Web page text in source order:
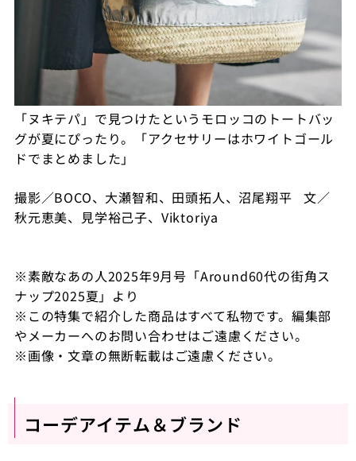
「ヌキテパ」で見つけたというモロッコのトートバッ
グが夏にぴったり。「アクセサリーはホワイトゴール
ドでまとめました」
撮影／BOCO、大瀬智和、田頭拓人、沼尾翔平 文／
秋元恵美、見学裕己子、Viktoriya
※素敵なあの人2025年9月号「Around60代の街角ス
ナップ2025夏」より
※ この特集で紹介した商品はすべて私物です。編集部
やメーカーへのお問い合わせはご遠慮ください。
※画像・文章の無断転載はご遠慮ください。
コーデアイテム＆ブランド